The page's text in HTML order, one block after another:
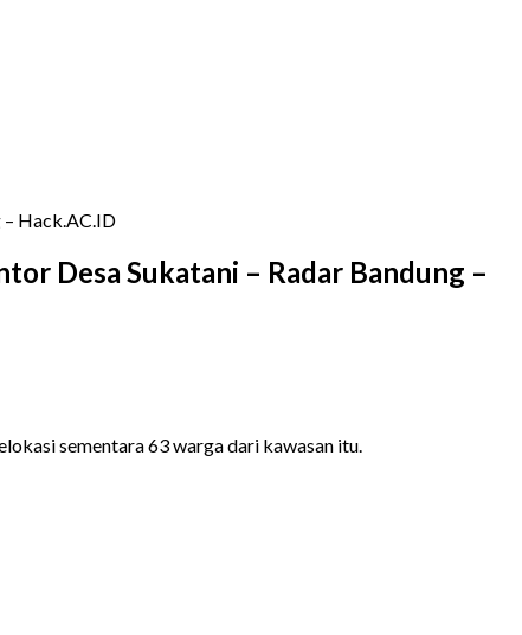
– Hack.AC.ID
Desa Sukatani – Radar Bandung –
sementara 63 warga dari kawasan itu.